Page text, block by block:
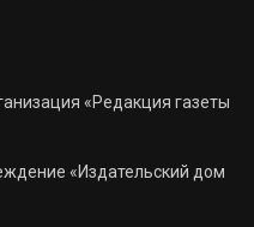
«Редакция газеты
«Издательский дом